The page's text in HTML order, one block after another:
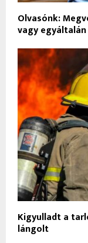
Olvasónk:
vagy egyáltalán
Kigyulladt a
lángolt